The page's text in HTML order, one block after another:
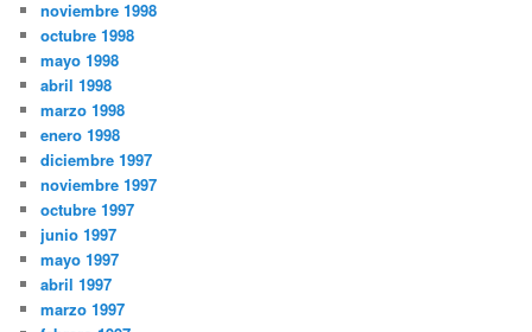
noviembre 1998
octubre 1998
mayo 1998
abril 1998
marzo 1998
enero 1998
diciembre 1997
noviembre 1997
octubre 1997
junio 1997
mayo 1997
abril 1997
marzo 1997